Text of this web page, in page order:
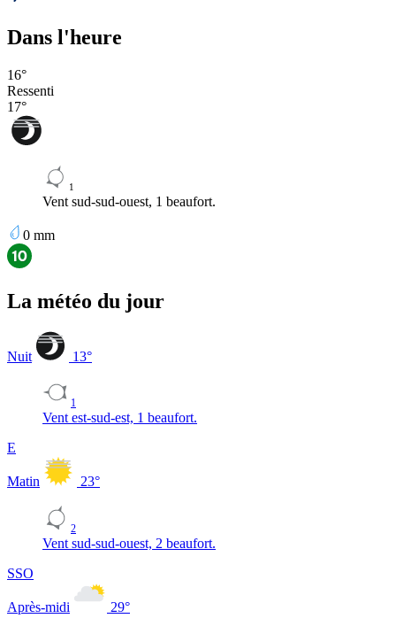
Dans l'heure
16°
Ressenti
17°
1
Vent sud-sud-ouest, 1 beaufort.
0 mm
La météo du jour
Nuit 13°
1
Vent est-sud-est, 1 beaufort.
E
Matin 23°
2
Vent sud-sud-ouest, 2 beaufort.
SSO
Après-midi 29°